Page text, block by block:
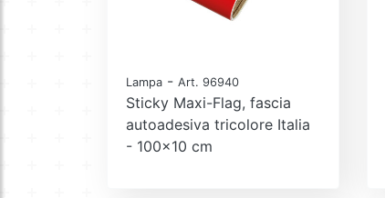
Lampa - Art. 96940
Sticky Maxi-Flag, fascia
autoadesiva tricolore Italia
- 100x10 cm